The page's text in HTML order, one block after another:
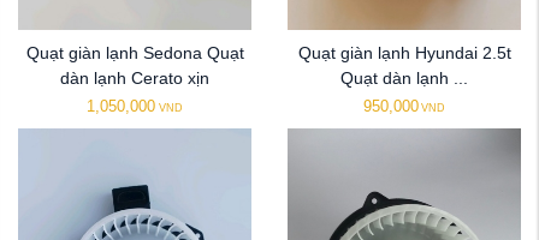
Quạt giàn lạnh Sedona Quạt
dàn lạnh Cerato xịn
1,050,000 VND
Quạt giàn lạnh Hyundai 2.5t
Quạt dàn lạnh ...
950,000 VND